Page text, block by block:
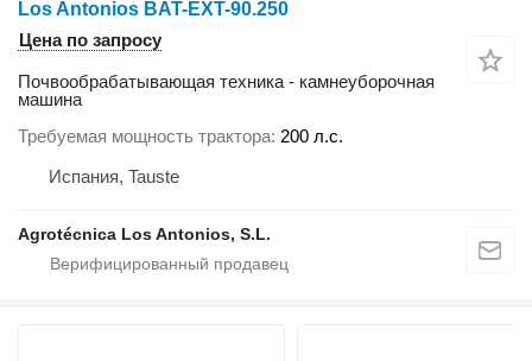
Los Antonios BAT-EXT-90.250
Цена по запросу
Почвообрабатывающая техника - камнеуборочная
машина
Требуемая мощность трактора 200 л.с.
Испания, Tauste
Agrotécnica Los Antonios, S.L.